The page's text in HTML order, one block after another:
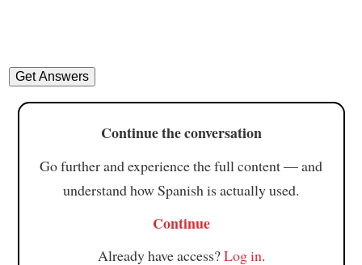
Continue the conversation
Go further and experience the full content — and
understand how Spanish is actually used.
Continue
Already have access?Log in.